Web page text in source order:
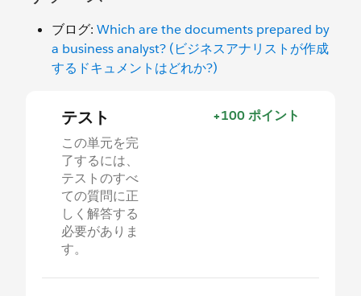
ブログ: Which are the documents prepared by
a business analyst? (ビジネスアナリストが作成
するドキュメントはどれか?)